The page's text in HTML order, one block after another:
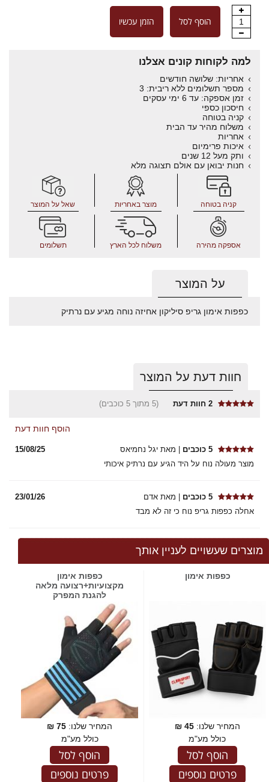
1 הוסף לסל הזמן עכשיו
למה לקוחות קונים אצלנו
אחריות: שלושה חודשים
מספר תשלומים ללא ריבית: 3
זמן אספקה: עד 6 ימי עסקים
חיסכון כספי
קניה בטוחה
משלוח מהיר עד הבית
אחריות
איכות פרימיום
ותק מעל 12 שנים
חנות יבואן עם אולם תצוגה מלא
קניה בטוחה מוצר באחריות שאל על המוצר
אספקה מהירה משלוח לכל הארץ תשלומים
על המוצר
כפפות אימון גריפ סיליקון אחיזה נוחה מגיע עם נרתיק
חוות דעת על המוצר
2 חוות דעת (5 מתוך 5 כוכבים)
הוסף חוות דעת
5 כוכבים | מאת יגל נחמיאס
15/08/25
מוצר מעולה נוח על היד הגיע עם נרתיק איכותי
5 כוכבים | מאת אדם
23/01/26
אחלה כפפות גריפ נוח כי זה לא מבד
מוצרים שעשויים לעניין אותך
כפפות אימון
המחיר שלנו:45
₪
כולל מע"מ
הוסף לסל
פרטים נוספים
כפפות אימון
מקצועיות+רצועה מלאה
להגנת המפרק
המחיר שלנו: 75
₪
כולל מע"מ
הוסף לסל
פרטים נוספים